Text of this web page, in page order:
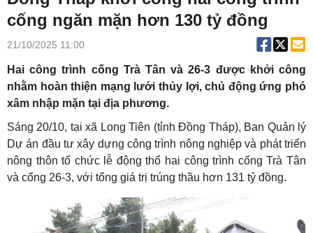
cống ngăn mặn hơn 130 tỷ đồng
21/10/2025 11:00
Hai công trình cống Trà Tân và 26-3 được khởi công
nhằm hoàn thiện mạng lưới thủy lợi, chủ động ứng phó
xâm nhập mặn tại địa phương.
Sáng 20/10, tại xã Long Tiên (tỉnh Đồng Tháp), Ban Quản lý
Dự án đầu tư xây dựng công trình nông nghiệp và phát triển
nông thôn tổ chức lễ động thổ hai công trình cống Trà Tân
và cống 26-3, với tổng giá trị trúng thầu hơn 131 tỷ đồng.